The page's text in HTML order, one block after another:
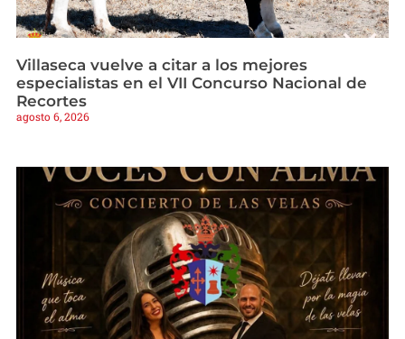
Villaseca vuelve a citar a los mejores
especialistas en el VII Concurso Nacional de
Recortes
agosto 6, 2026